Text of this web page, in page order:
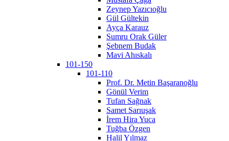
Zeynep Yazıcıoğlu
Gül Gültekin
Ayça Karauz
Sumru Orak Güler
Şebnem Budak
Mavi Ahıskalı
101-150
101-110
Prof. Dr. Metin Başaranoğlu
Gönül Verim
Tufan Sağnak
Samet Sarıuşak
İrem Hira Yuca
Tuğba Özgen
Halil Yılmaz